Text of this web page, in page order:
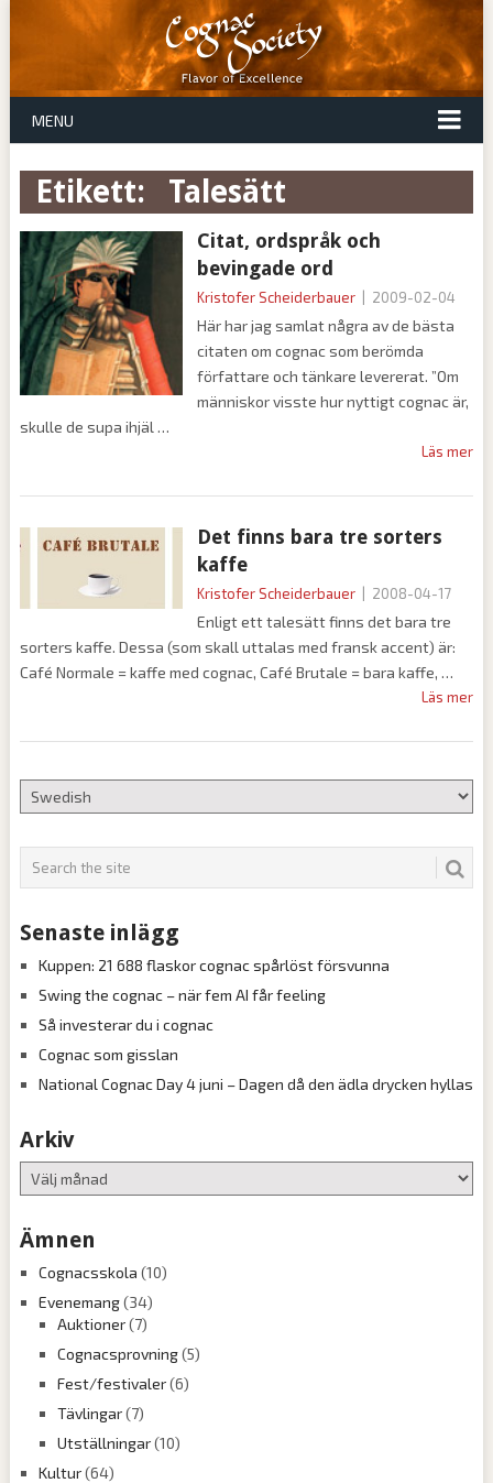
MENU
Etikett: talesätt
Citat, ordspråk och
bevingade ord
Kristofer Scheiderbauer 2009-02-04
Här har jag samlat några av de bästa
citaten om cognac som berömda
författare och tänkare levererat. ”Om
människor visste hur nyttigt cognac är,
skulle de supa ihjäl
Läs mer
Det finns bara tre sorters
kaffe
Kristofer Scheiderbauer 2008-04-17
Enligt ett talesätt finns det bara tre
sorters kaffe. Dessa (som skall uttalas med fransk accent) är:
Café Normale = kaffe med cognac, Café Brutale = bara kaffe,
Läs mer
Senaste inlägg
Kuppen: 21 688 flaskor cognac spårlöst försvunna
Swing the cognac – när fem AI får feeling
Så investerar du i cognac
Cognac som gisslan
National Cognac Day 4 juni – Dagen då den ädla drycken hyllas
Arkiv
Arkiv
Ämnen
Cognacsskola (10)
Evenemang(34)
Auktioner(7)
Cognacsprovning(5)
Fest/festivaler(6)
Tävlingar(7)
Utställningar(10)
Kultur(64)